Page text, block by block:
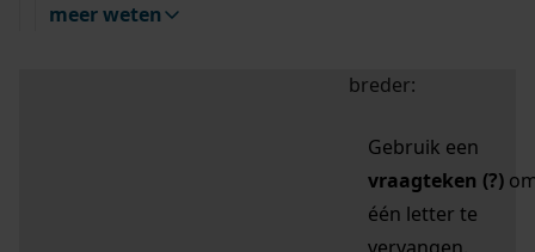
meer weten
breder:
Gebruik een
vraagteken (?)
één letter te